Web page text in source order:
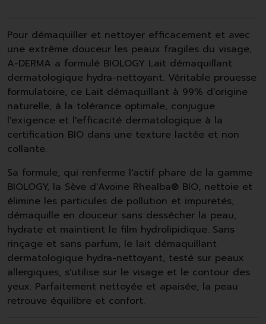
Pour démaquiller et nettoyer efficacement et avec
une extrême douceur les peaux fragiles du visage,
A-DERMA a formulé BIOLOGY Lait démaquillant
dermatologique hydra-nettoyant. Véritable prouesse
formulatoire, ce Lait démaquillant à 99% d'origine
naturelle, à la tolérance optimale, conjugue
l'exigence et l'efficacité dermatologique à la
certification BIO dans une texture lactée et non
collante.
Sa formule, qui renferme l'actif phare de la gamme
BIOLOGY, la Sève d'Avoine Rhealba® BIO, nettoie et
élimine les particules de pollution et impuretés,
démaquille en douceur sans dessécher la peau,
hydrate et maintient le film hydrolipidique. Sans
rinçage et sans parfum, le lait démaquillant
dermatologique hydra-nettoyant, testé sur peaux
allergiques, s'utilise sur le visage et le contour des
yeux. Parfaitement nettoyée et apaisée, la peau
retrouve équilibre et confort.